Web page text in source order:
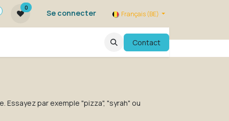
0
Se connecter Français (BE)
FAQ Evenements
Contact
Essayez par exemple "pizza", "syrah" ou